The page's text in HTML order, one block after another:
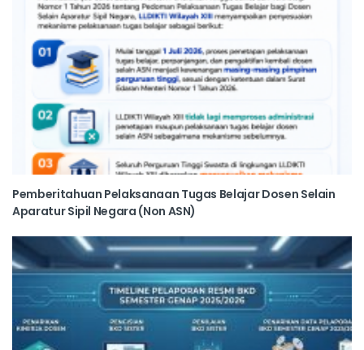
Pemberitahuan Pelaksanaan Tugas Belajar Dosen Selain
Aparatur Sipil Negara (Non ASN)